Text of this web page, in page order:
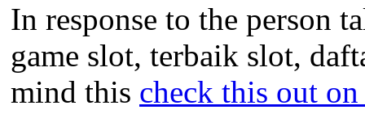
In response to the person
game slot, terbaik slot,
mind this check this out